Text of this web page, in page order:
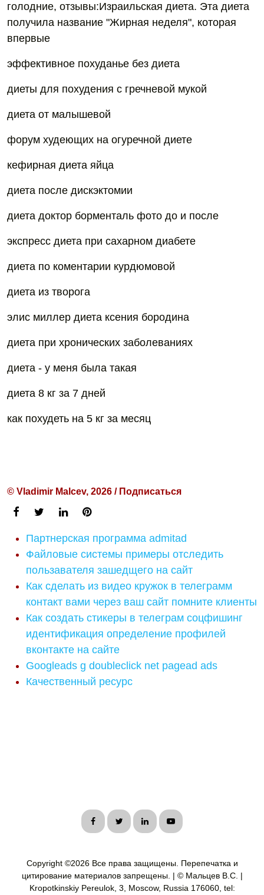
голодние, отзывы:Израильская диета. Эта диета
получила название "Жирная неделя", которая
впервые
эффективное похуданье без диета
диеты для похудения с гречневой мукой
диета от малышевой
форум худеющих на огуречной диете
кефирная диета яйца
диета после дискэктомии
диета доктор борменталь фото до и после
экспресс диета при сахарном диабете
диета по коментарии курдюмовой
диета из творога
элис миллер диета ксения бородина
диета при хронических заболеваниях
диета - у меня была такая
диета 8 кг за 7 дней
как похудеть на 5 кг за месяц
© Vladimir Malcev, 2026 / Подписаться
Партнерская программа admitad
Файловые системы примеры отследить
пользавателя зашедщего на сайт
Как сделать из видео кружок в телеграмм
контакт вами через ваш сайт помните клиенты
Как создать стикеры в телеграм соцфишинг
идентификация определение профилей
вконтакте на сайте
Googleads g doubleclick net pagead ads
Качественный ресурс
Copyright ©2026 Все права защищены. Перепечатка и
цитирование материалов запрещены. | © Мальцев В.С. |
Kropotkinskiy Pereulok, 3, Moscow, Russia 176060, tel: